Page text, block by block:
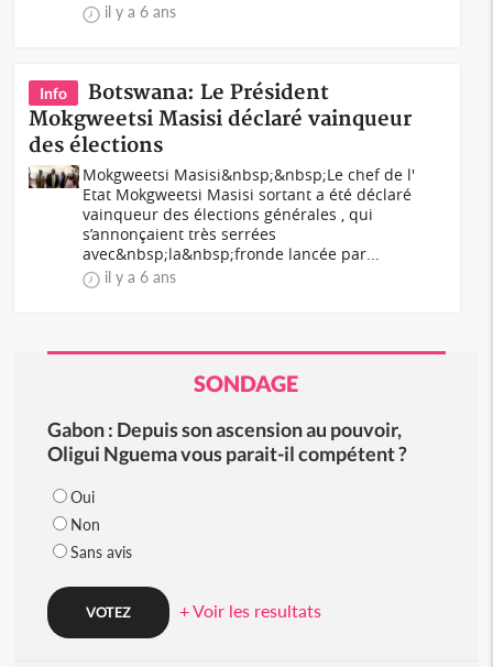
il y a 6 ans
Info
Botswana: Le Président
Mokgweetsi Masisi déclaré vainqueur
des élections
Mokgweetsi Masisi&nbsp;&nbsp;Le chef de l'
Etat Mokgweetsi Masisi sortant a été déclaré
vainqueur des élections générales , qui
s’annonçaient très serrées
avec&nbsp;la&nbsp;fronde lancée par...
il y a 6 ans
SONDAGE
Gabon : Depuis son ascension au pouvoir,
Oligui Nguema vous parait-il compétent ?
Oui
Non
Sans avis
+ Voir les resultats